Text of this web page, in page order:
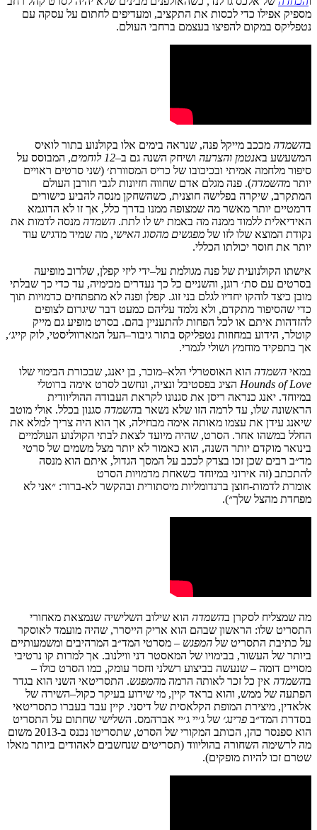
מספיק אפילו כדי לכסות את התקציב, ומעדיפים לחתום על עסקה עם
נטפליקס במקום להפיצו בעצמם ברחבי העולם.
בהשמדה מככב מייקל פנה, שנראה בימים אלו בקולנוע בתור לואיס
המשעשע באנטמן והצרעה ושיחק השנה גם ב–
12 לוחמים, המבוסס על
סיפור מלחמה אמיתי ובכיכובו של כריס המסוורת׳ (שני סרטים ראויים
יותר מהשמדה)
. פנה מגלם אדם שחווה חזיונות לגבי חורבן העולם
המתקרב, שיקרה בפלישה חוצנית, כשהשחקן מנסה להביע כישורים
דרמטיים יותר מאשר מה שמצופה ממנו בדרך כלל, אך זו לא הדוגמא
האידיאלית ללמוד ממנה מה באמת יש לו לתת. השמדה מנסה לדמות את
נקודת המוצא שלו לזו של מפגשים מהסוג האישי, מה שמיד מדגיש עוד
יותר את חוסר יכולתו הכללי.
אישתו הקולנועית של פנה מגולמת על–ידי ליזי קפלן, שלרוב מופיעה
בסרטים עם סת׳ רוגן, והשניים כל כך נעדרים מכימיה, עד כדי כך שבלתי
מובן כיצד לוהקו יחדיו לגלם בני זוג. קפלן ופנה לא מתפתחים כדמויות תוך
כדי שהסיפור מתקדם, ולא נלמד עליהם כמעט דבר שיגרום לצופים
להזדהות איתם או לכל הפחות להתעניין בהם. בסרט מופיע גם מייק
קוטלר, הידוע במחוזות נטפליקס בתור גיבור–העל המארווליסטי, לוק קייג׳,
אך בתפקיד מוחמץ ושולי לגמרי.
במאי השמדה הוא האוסטרלי הלא–מוכר, בן יאנג, שבכורת הבימוי שלו
Hounds of Love הציג בפסטיבל ונציה, ונחשב לסרט אימה ברוטלי
במיוחד. יאנג כנראה ריסן את סגנונו לקראת העבודה ההוליוודית
הראשונה שלו, עד לרמה הזו שלא נשאר בהשמדה סגנון בכלל. אולי מוטב
שיאנג עידן את עצמו מאותה אימה מבחילה, אך הוא היה צריך למלא את
החלל במשהו אחר. הסרט, שהיה מיועד לצאת לבתי הקולנוע העולמיים
בינואר מוקדם יותר השנה, הוא כאמור לא יותר מצל משמים של סרטי
מד״ב רבים שכן זכו בצדק לככב על המסך הגדול, איתם הוא מנסה
להתכתב (זה אירוני במיוחד כשאחת מדמויות הסרט
אומרת לדמות-חוצן ברנדומליות מיסתורית ובהקשר לא-ברור: ״אני לא
מפחדת מהצל שלך״).
מה שמצליח לסקרן בהשמדה הוא שילוב השלישיה שנמצאת מאחורי
התסריט שלו: הראשון שבהם הוא אריק הייסרר, שהיה מועמד לאוסקר
על כתיבת התסריט של המפגש – מסרטי המד״ב המרהיבים ומשמעותיים
ביותר של העשור, בבימויו של המאסטר דני ווילנוב. אך למרות קו נרטיבי
מסויים דומה – שנעשה בביצוע רשלני וחסר עומק, כמו הסרט כולו –
בהשמדה אין כל זכר לאותה הרמה מהמפגש. התסריטאי השני הוא בגדר
הפתעה של ממש, והוא בראד קיין, מי שידוע בעיקר כקול–השירה של
אלאדין, מיצירת המופת הקלאסית של דיסני. קיין עבד בעברו כתסריטאי
בסדרת המד״ב פרינג׳ של ג׳יי ג׳יי אברהמס. השלישי שחתום על התסריט
הוא ספנסר כהן, הכותב המקורי של הסרט, שתסריטו נכנס ב-2013
משום
מה לרשימה השחורה בהוליווד (תסריטים שנחשבים לאהודים ביותר מאלו
שטרם זכו להיות מופקים).